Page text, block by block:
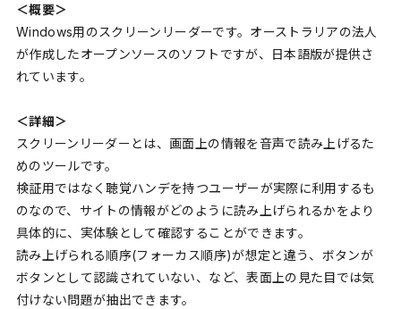
＜概要＞
Windows用のスクリーンリーダーです。オーストラリアの法人
が作成したオープンソースのソフトですが、日本語版が提供さ
れています。
＜詳細＞
スクリーンリーダーとは、画面上の情報を音声で読み上げるた
めのツールです。
検証用ではなく聴覚ハンデを持つユーザーが実際に利用するも
のなので、サイトの情報がどのように読み上げられるかをより
具体的に、実体験として確認することができます。
読み上げられる順序(フォーカス順序)が想定と違う、ボタンが
ボタンとして認識されていない、など、表面上の見た目では気
付けない問題が抽出できます。